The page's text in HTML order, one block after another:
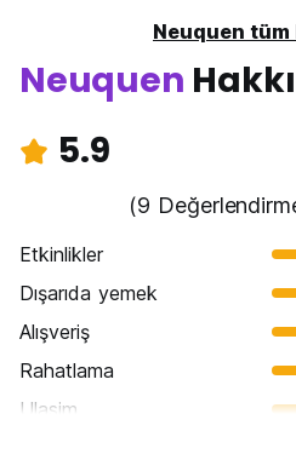
Neuquen
Neuquen
5.9
(9
Etkinlikler
Dışarıda yemek
Alışveriş
Rahatlama
Ulasim